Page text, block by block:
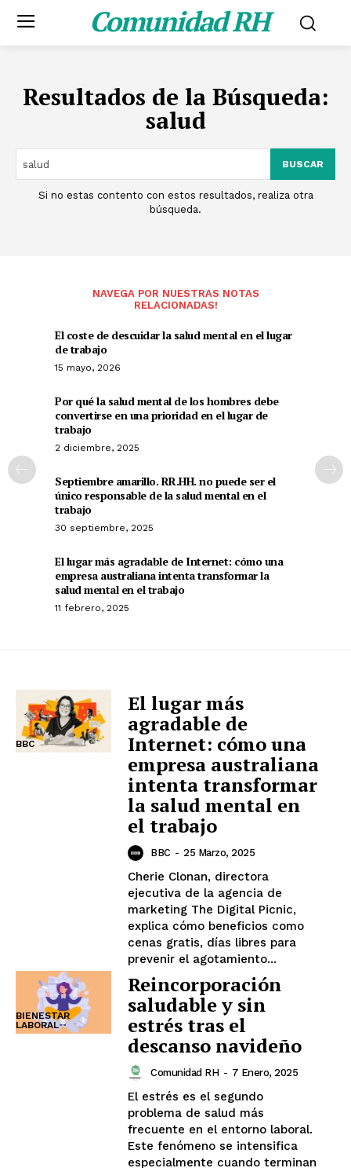
Comunidad RH
Resultados de la Búsqueda:
salud
BUSCAR
Si no estas contento con estos resultados, realiza otra
búsqueda.
NAVEGA POR NUESTRAS NOTAS
RELACIONADAS!
El coste de descuidar la salud mental en el lugar
de trabajo
15 mayo, 2026
Por qué la salud mental de los hombres debe
convertirse en una prioridad en el lugar de
trabajo
2 diciembre, 2025
Septiembre amarillo. RR.HH. no puede ser el
único responsable de la salud mental en el
trabajo
30 septiembre, 2025
El lugar más agradable de Internet: cómo una
empresa australiana intenta transformar la
salud mental en el trabajo
11 febrero, 2025
BBC
El lugar más
agradable de
Internet: cómo una
empresa australiana
intenta transformar
la salud mental en
el trabajo
BBC - 25 Marzo, 2025
Cherie Clonan, directora
ejecutiva de la agencia de
marketing The Digital Picnic,
explica cómo beneficios como
cenas gratis, días libres para
prevenir el agotamiento...
BIENESTAR
LABORAL
Reincorporación
saludable y sin
estrés tras el
descanso navideño
Comunidad RH - 7 Enero, 2025
El estrés es el segundo
problema de salud más
frecuente en el entorno laboral.
Este fenómeno se intensifica
especialmente cuando terminan